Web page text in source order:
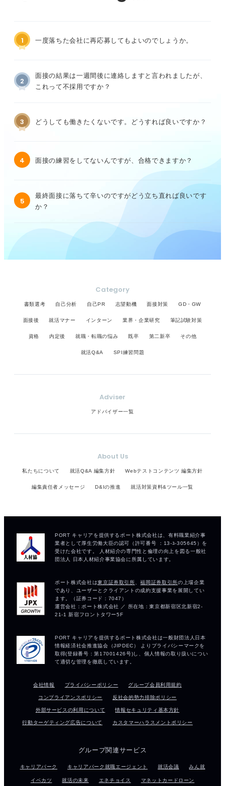
1 一度落ちた会社に再応募してもよいのでしょうか。
2
面接の結果は一週間後に連絡しますと言われましたが、
これって不採用ですか？
3 どうしても働きたくないです。どうすれば良いですか？
4 面接の練習をしてないんですが、合格できますか？
5
最終面接に落ちて辛いのですがどう立ち直れば良いです
か？
Category
書類選考 自己分析 自己PR 志望動機 面接対策 GD・GW
面接後 就活マナー インターン 業界・企業研究 筆記試験対策
資格 内定後 就職・転職の悩み 既卒 第二新卒 その他
就活Q&A SPI練習問題
Adviser
アドバイザー一覧
About Us
私たちについて 就活Q&A 編集方針 Webテストコンテンツ 編集方針
編集責任者メッセージ D&Iの推進 就活対策資料&ツール一覧
会社情報 プライバシーポリシー グループ会員利用規約
コンプライアンスポリシー 反社会的勢力排除ポリシー
外部サービスの利用について 情報セキュリティ基本方針
行動ターゲティング広告について カスタマーハラスメントポリシー